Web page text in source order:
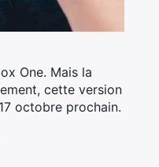
One. Mais la
cette version
octobre prochain.